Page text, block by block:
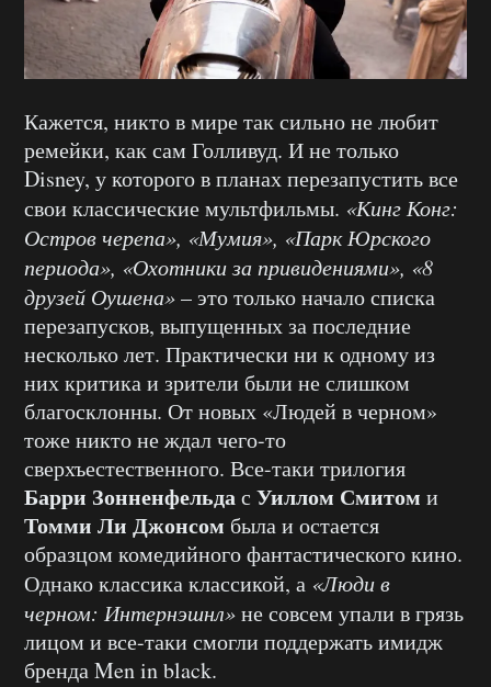
Кажется, никто в мире так сильно не любит
ремейки, как сам Голливуд. И не только
Disney, у которого в планах перезапустить все
свои классические мультфильмы. «Кинг Конг:
Остров черепа», «Мумия», «Парк Юрского
периода», «Охотники за привидениями», «8
друзей Оушена»– это только начало списка
перезапусков, выпущенных за последние
несколько лет. Практически ни к одному из
них критика и зрители были не слишком
благосклонны. От новых «Людей в черном»
тоже никто не ждал чего-то
сверхъестественного. Все-таки трилогия
Барри Зонненфельдас Уиллом Смитом и
Томми Ли Джонсом была и остается
образцом комедийного фантастического кино.
Однако классика классикой, а «Люди в
черном: Интернэшнл»не совсем упали в грязь
лицом и все-таки смогли поддержать имидж
бренда Men in black.